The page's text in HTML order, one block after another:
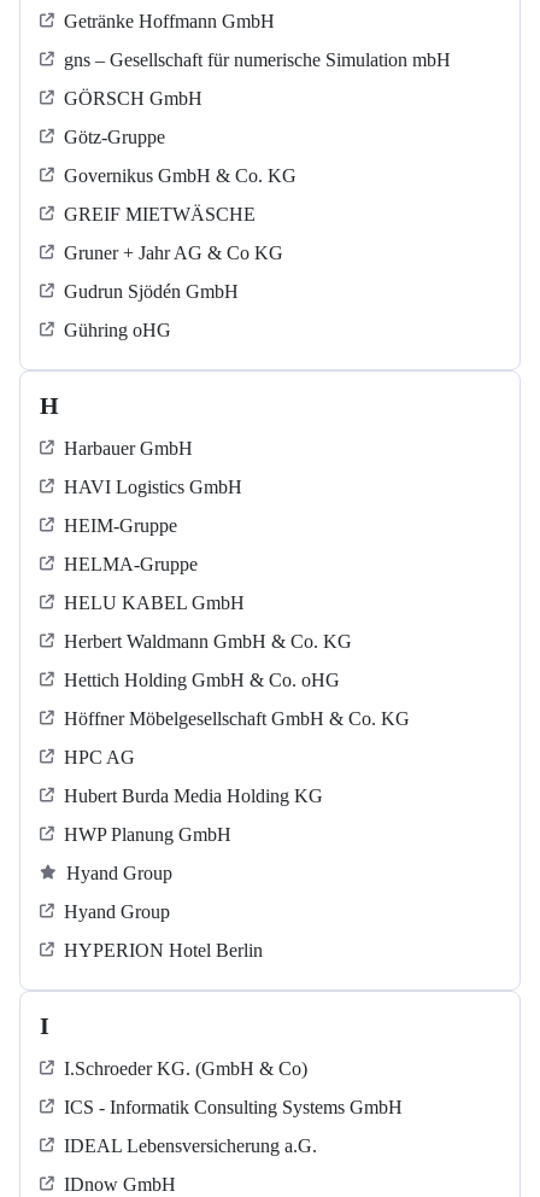
Getränke Hoffmann GmbH
gns – Gesellschaft für numerische Simulation mbH
GÖRSCH GmbH
Götz-Gruppe
Governikus GmbH & Co. KG
GREIF MIETWÄSCHE
Gruner + Jahr AG & Co KG
Gudrun Sjödén GmbH
Gühring oHG
H
Harbauer GmbH
HAVI Logistics GmbH
HEIM-Gruppe
HELMA-Gruppe
HELU KABEL GmbH
Herbert Waldmann GmbH & Co. KG
Hettich Holding GmbH & Co. oHG
Höffner Möbelgesellschaft GmbH & Co. KG
HPC AG
Hubert Burda Media Holding KG
HWP Planung GmbH
Hyand Group
Hyand Group
HYPERION Hotel Berlin
I
I.Schroeder KG. (GmbH & Co)
ICS - Informatik Consulting Systems GmbH
IDEAL Lebensversicherung a.G.
IDnow GmbH